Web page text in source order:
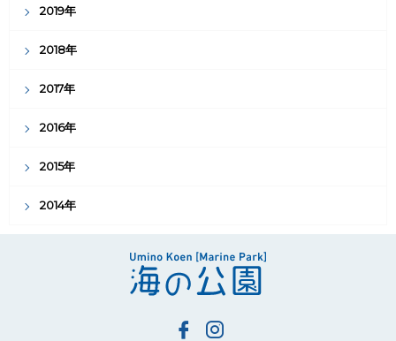
2019年
2018年
2017年
2016年
2015年
2014年